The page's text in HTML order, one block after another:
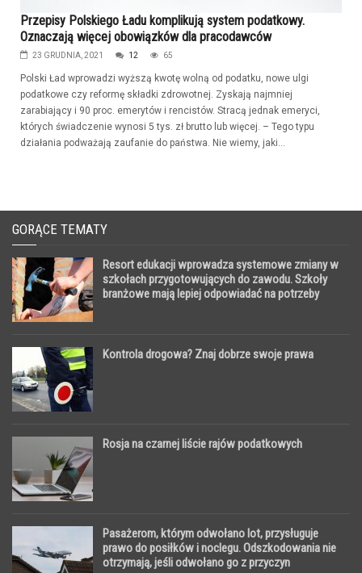
Przepisy Polskiego Ładu komplikują system podatkowy.
Oznaczają więcej obowiązków dla pracodawców
23 GRUDNIA, 2021 12 65
Polski Ład wprowadzi wyższą kwotę wolną od podatku, nowe ulgi
podatkowe czy reformę składki zdrowotnej. Zyskają najmniej
zarabiający i 90 proc. emerytów i rencistów. Stracą jednak emeryci,
których świadczenie wynosi 5 tys. zł brutto lub więcej. – Tego typu
działania podważają zaufanie do państwa. Nie wiemy, jaki...
GORĄCE TEMATY
Resort edukacji wprowadza systemowe zmiany w
szkołach przygotowujących do zawodu. Szkoły
branżowe mają lepiej odpowiadać na potrzeby
Kontrola drogowa? Znaj dobrze swoje prawa
Rosja na czarnej liście rajów podatkowych
Pasażerom, którym odwołano lot, przysługuje
prawo do posiłków i noclegu. Odszkodowania nie
otrzymają, jeśli odwołano go z przyczyn